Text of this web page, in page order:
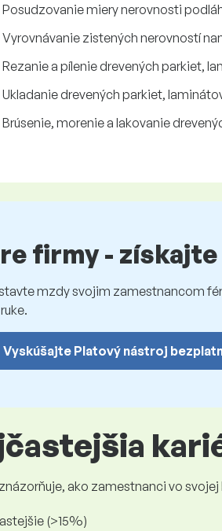
Posudzovanie miery nerovnosti
Vyrovnávanie zistených nerovností
Rezanie a pílenie drevených parkiet,
Ukladanie drevených parkiet,
Brúsenie, morenie a lakovanie
firmy -
mzdy svojim zamestnancom
Vyskúšajte Platový nástroj
ako zamestnanci vo
(>15%)